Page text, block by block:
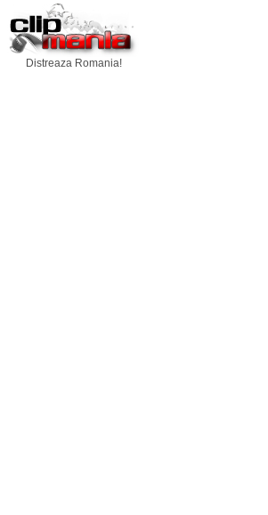
Distreaza Romania!